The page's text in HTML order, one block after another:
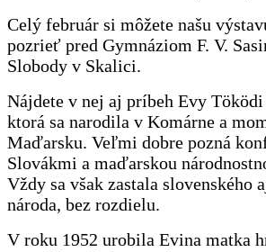
Celý február si môžete našu
pozrieť pred Gymnáziom F. V.
Slobody v Skalici.
Nájdete v nej aj príbeh Evy
ktorá sa narodila v Komárne a
Maďarsku. Veľmi dobre pozná
Slovákmi a maďarskou
Vždy sa však zastala slovenského
národa, bez rozdielu.
V roku 1952 urobila Evina matka